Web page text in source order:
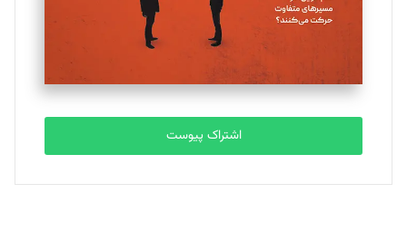
تحریریه
مصطفی مسجدی آرانی
تحریریه
بابک نقاش
تحریریه
اشتراک پیوست